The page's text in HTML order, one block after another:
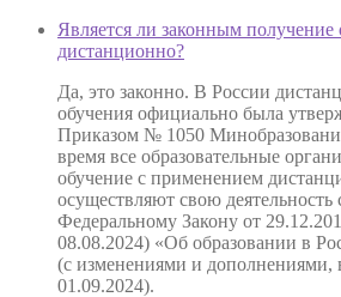
Является ли законным получение
дистанционно?
Да, это законно. В России
обучения официально была
Приказом № 1050
время все образовательные
обучение с применением
осуществляют свою деятельность
Федеральному Закону от
08.08.2024) «Об образовании в
(с изменениями и дополнениями,
01.09.2024).